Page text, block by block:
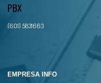
PBX
(601) 5831663
EMPRESA INFO